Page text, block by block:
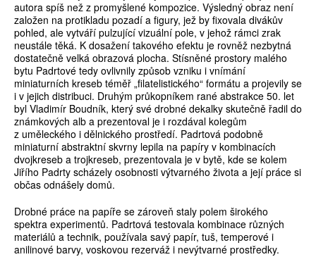
autora spíš než z promyšlené kompozice. Výsledný obraz není
založen na protikladu pozadí a figury, jež by fixovala divákův
pohled, ale vytváří pulzující vizuální pole, v jehož rámci zrak
neustále těká. K dosažení takového efektu je rovněž nezbytná
dostatečně velká obrazová plocha. Stísněné prostory malého
bytu Padrtové tedy ovlivnily způsob vzniku i vnímání
miniaturních kreseb téměř „filatelistického“ formátu a projevily se
i v jejich distribuci. Druhým průkopníkem rané abstrakce 50. let
byl Vladimír Boudník, který své drobné dekalky skutečně řadil do
známkových alb a prezentoval je i rozdával kolegům
z uměleckého i dělnického prostředí. Padrtová podobně
miniaturní abstraktní skvrny lepila na papíry v kombinacích
dvojkreseb a trojkreseb, prezentovala je v bytě, kde se kolem
Jiřího Padrty scházely osobnosti výtvarného života a její práce si
občas odnášely domů.
Drobné práce na papíře se zároveň staly polem širokého
spektra experimentů. Padrtová testovala kombinace různých
materiálů a technik, používala savý papír, tuš, temperové i
anilinové barvy, voskovou rezerváž i nevýtvarné prostředky.